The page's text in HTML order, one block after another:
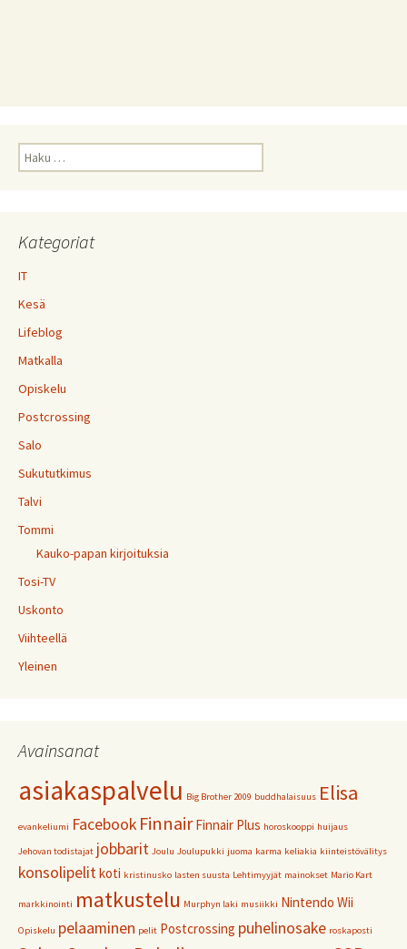
Haku:
Kategoriat
IT
Kesä
Lifeblog
Matkalla
Opiskelu
Postcrossing
Salo
Sukututkimus
Talvi
Tommi
Kauko-papan kirjoituksia
Tosi-TV
Uskonto
Viihteellä
Yleinen
Avainsanat
asiakaspalvelu Big Brother 2009 buddhalaisuus Elisa
evankeliumi Facebook Finnair Finnair Plus horoskooppi huijaus
Jehovan todistajat jobbarit Joulu Joulupukki juoma karma keliakia kiinteistövälitys
konsolipelitkoti kristinusko lasten suusta Lehtimyyjät mainokset Mario Kart
markkinointi matkustelu Murphyn laki musiikki Nintendo Wii
Opiskelu pelaaminen pelit Postcrossing puhelinosake roskaposti